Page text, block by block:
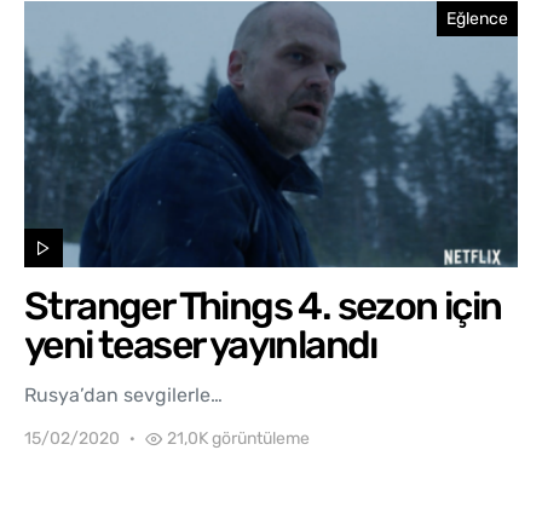
Eğlence
Stranger Things 4. sezon için
yeni teaser yayınlandı
Rusya’dan sevgilerle…
15/02/2020 21,0K görüntüleme